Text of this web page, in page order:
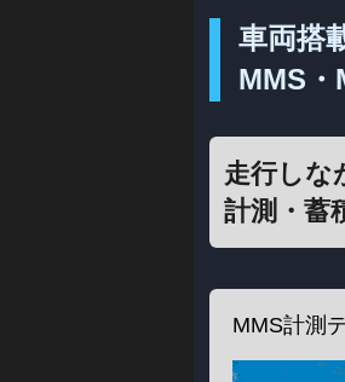
車両搭
MMS
走行しな
計測・蓄
MMS計測